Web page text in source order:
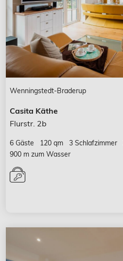
Wenningstedt-Braderup
Casita Käthe
Flurstr. 2b
6 Gäste 120 qm 3 Schlafzimmer
900 m zum Wasser